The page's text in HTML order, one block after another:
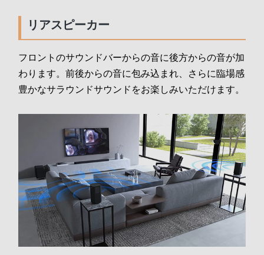
リアスピーカー
フロントのサウンドバーからの音に後方からの音が加
わります。前後からの音に包み込まれ、さらに臨場感
豊かなサラウンドサウンドをお楽しみいただけます。